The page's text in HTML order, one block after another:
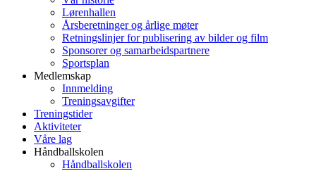
Lørenhallen
Årsberetninger og årlige møter
Retningslinjer for publisering av bilder og film
Sponsorer og samarbeidspartnere
Sportsplan
Medlemskap
Innmelding
Treningsavgifter
Treningstider
Aktiviteter
Våre lag
Håndballskolen
Håndballskolen